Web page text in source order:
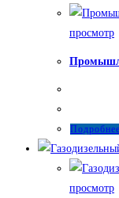
просмотр
Подробнее
просмотр